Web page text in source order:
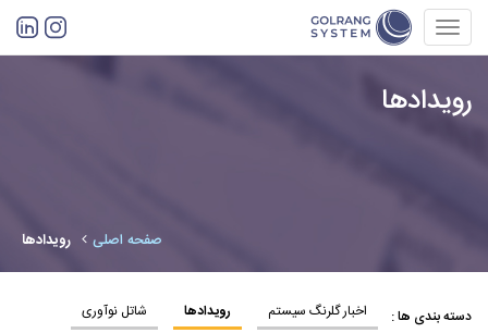
رویدادها
صفحه اصلی رویدادها
دسته بندی ها : اخبار گلرنگ سیستم رویدادها شاتل نوآوری